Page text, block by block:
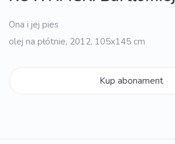
Ona i jej pies
olej na płótnie, 2012, 105x145 cm
Kup abonament